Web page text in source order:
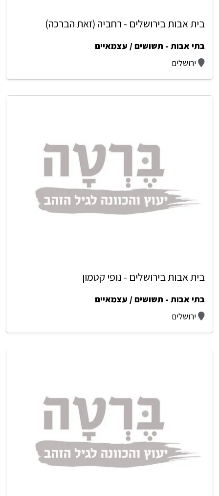
בית אבות בירושלים - רחביה (זאת הברכה)
בתי אבות - תשושים / עצמאיים
ירושלים
בית אבות בירושלים - נופי קטמון
בתי אבות - תשושים / עצמאיים
ירושלים